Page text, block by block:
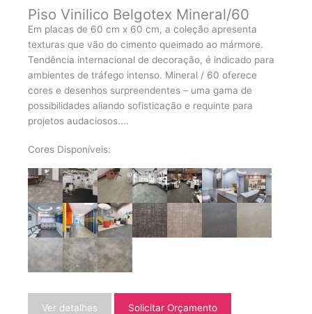
Piso Vinilico Belgotex Mineral/60
Em placas de 60 cm x 60 cm, a coleção apresenta
texturas que vão do cimento queimado ao mármore.
Tendência internacional de decoração, é indicado para
ambientes de tráfego intenso. Mineral / 60 oferece
cores e desenhos surpreendentes – uma gama de
possibilidades aliando sofisticação e requinte para
projetos audaciosos....
Cores Disponíveis:
Ver detalhes Solicitar Orçamento